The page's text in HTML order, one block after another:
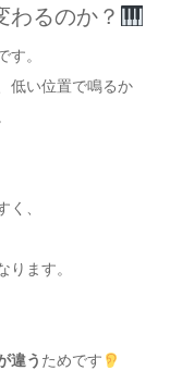
わるのか？
。
低い位置で鳴るか
、
ます。
違う ためです